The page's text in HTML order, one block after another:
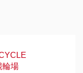
輪場